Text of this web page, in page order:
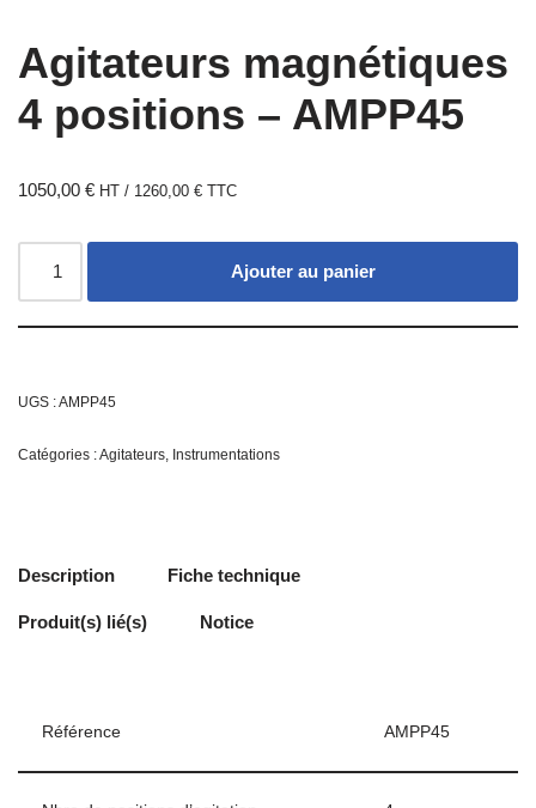
Agitateurs magnétiques
4 positions – AMPP45
1050,00 € HT / 1260,00 € TTC
Ajouter au panier
UGS :AMPP45
Catégories :Agitateurs Instrumentations
Description Fiche technique
Produit(s) lié(s) Notice
Référence AMPP45